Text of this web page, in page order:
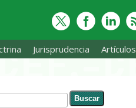
Jurisprudencia Artículos
de búsqueda